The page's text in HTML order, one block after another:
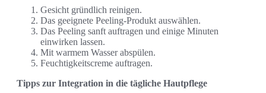
Gesicht gründlich reinigen.
Das geeignete Peeling-Produkt auswählen.
Das Peeling sanft auftragen und einige Minuten
einwirken lassen.
Mit warmem Wasser abspülen.
Feuchtigkeitscreme auftragen.
Tipps zur Integration in die tägliche Hautpflege